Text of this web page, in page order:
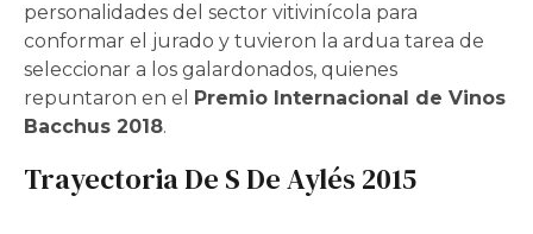
personalidades del sector vitivinícola para
conformar el jurado y tuvieron la ardua tarea de
seleccionar a los galardonados, quienes
repuntaron en el Premio Internacional de Vinos
Bacchus 2018.
Trayectoria De S De Aylés 2015